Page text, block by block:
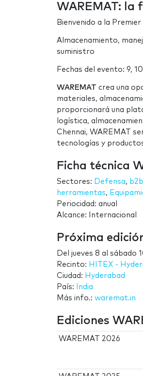
WAREMAT: la
Bienvenido a la
Almacenamiento,
suministro
Fechas del evento: 9,
WAREMAT crea una
materiales,
proporcionará una
logística,
Chennai, WAREMAT
tecnologías y
Ficha técnica
Sectores: Defensa, b2b
herramientas,
Periocidad: anual
Alcance: Internacional
Próxima
Del jueves 8 al sábado
Recinto: HITEX -
Ciudad: Hyderabad
País:
India
Más info.: waremat.in
Ediciones
WAREMAT 2026